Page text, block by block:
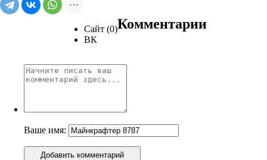
Сайт (0)
ВК
Комментарии
Ваше имя:
Добавить комментарий